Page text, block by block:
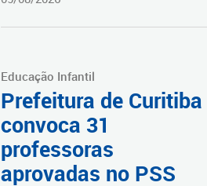
Educação Infantil
Prefeitura de Curitiba
convoca 31
professoras
aprovadas no PSS